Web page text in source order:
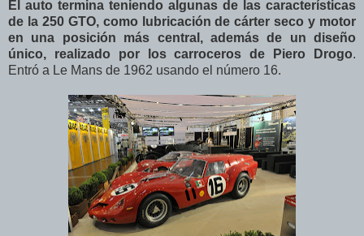
El auto termina teniendo algunas de las características
de la 250 GTO, como lubricación de cárter seco y motor
en una posición más central, además de un diseño
único, realizado por los carroceros de Piero Drogo.
Entró a Le Mans de 1962 usando el número 16.